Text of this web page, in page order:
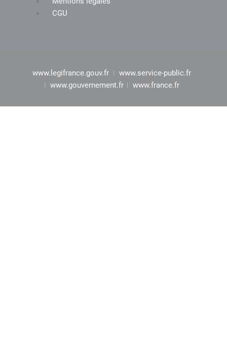
CGU
www.legifrance.gouv.fr
www.service-public.fr
www.gouvernement.fr
www.france.fr